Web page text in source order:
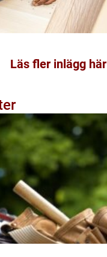
Läs fler inlägg här